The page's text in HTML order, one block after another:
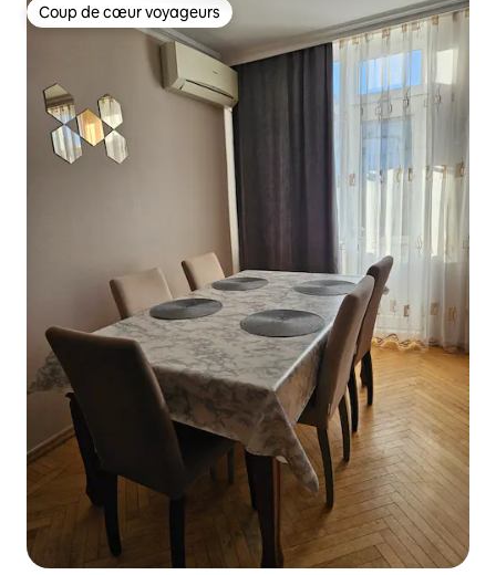
Coup de cœur voyageurs
Coup de cœur voyageurs